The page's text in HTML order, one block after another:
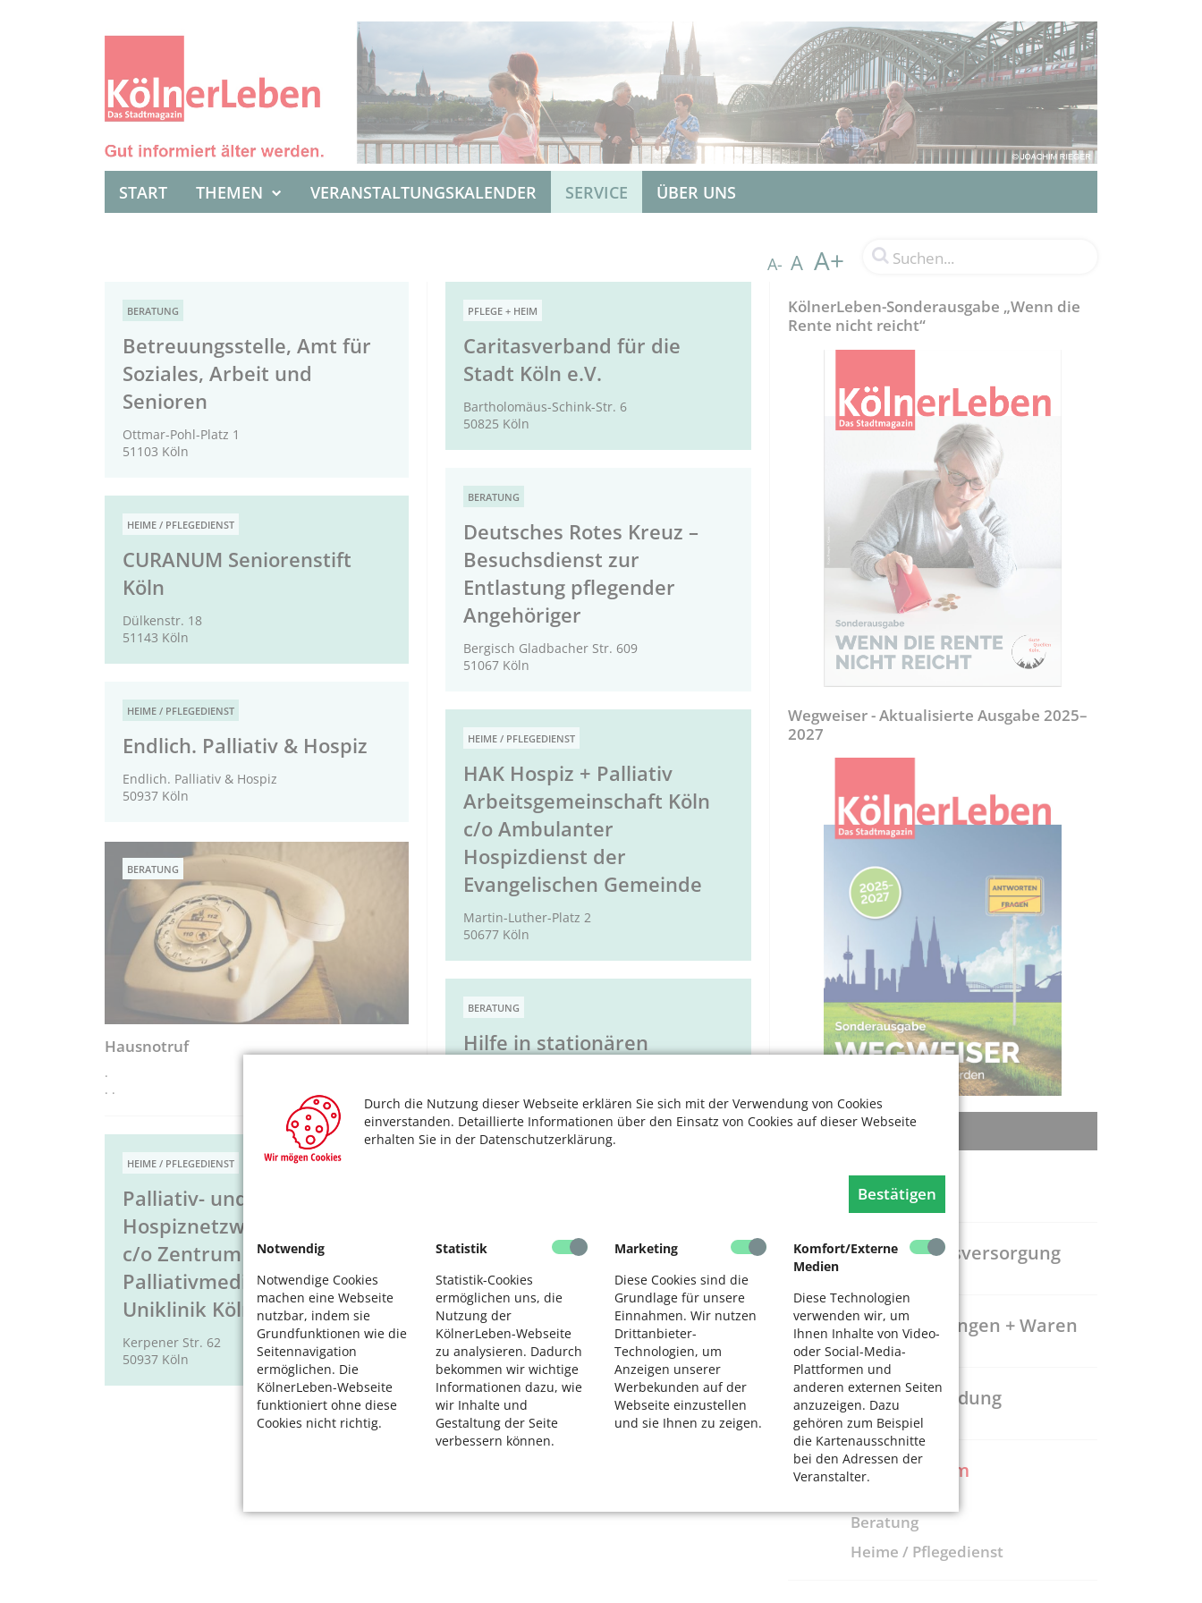
Durch die Nutzung dieser Webseite erklären Sie sich mit der Verwendung von Cookies
einverstanden. Detaillierte Informationen über den Einsatz von Cookies auf dieser Webseite
erhalten Sie in der Datenschutzerklärung.
Bestätigen
Notwendig
Notwendige Cookies
machen eine Webseite
nutzbar, indem sie
Grundfunktionen wie die
Seitennavigation
ermöglichen. Die
KölnerLeben-Webseite
funktioniert ohne diese
Cookies nicht richtig.
Statistik
Statistik-Cookies
ermöglichen uns, die
Nutzung der
KölnerLeben-Webseite
zu analysieren. Dadurch
bekommen wir wichtige
Informationen dazu, wie
wir Inhalte und
Gestaltung der Seite
verbessern können.
Marketing
Diese Cookies sind die
Grundlage für unsere
Einnahmen. Wir nutzen
Drittanbieter-
Technologien, um
Anzeigen unserer
Werbekunden auf der
Webseite einzustellen
und sie Ihnen zu zeigen.
Komfort/Externe
Medien
Diese Technologien
verwenden wir, um
Ihnen Inhalte von Video-
oder Social-Media-
Plattformen und
anderen externen Seiten
anzuzeigen. Dazu
gehören zum Beispiel
die Kartenausschnitte
bei den Adressen der
Veranstalter.
START THEMEN VERANSTALTUNGSKALENDER SERVICE ÜBER UNS
A- A A+
BERATUNG
Betreuungsstelle, Amt für
Soziales, Arbeit und
Senioren
Ottmar-Pohl-Platz 1
51103 Köln
HEIME / PFLEGEDIENST
CURANUM Seniorenstift
Köln
Dülkenstr. 18
51143 Köln
HEIME / PFLEGEDIENST
Endlich. Palliativ & Hospiz
Endlich. Palliativ & Hospiz
50937 Köln
BERATUNG
Hausnotruf
.
. .
HEIME / PFLEGEDIENST
Palliativ- und
Hospiznetzwerk Köln e. V.
c/o Zentrum für
Palliativmedizin der
Uniklinik Köln
Kerpener Str. 62
50937 Köln
PFLEGE + HEIM
Caritasverband für die
Stadt Köln e.V.
Bartholomäus-Schink-Str. 6
50825 Köln
BERATUNG
Deutsches Rotes Kreuz –
Besuchsdienst zur
Entlastung pflegender
Angehöriger
Bergisch Gladbacher Str. 609
51067 Köln
HEIME / PFLEGEDIENST
HAK Hospiz + Palliativ
Arbeitsgemeinschaft Köln
c/o Ambulanter
Hospizdienst der
Evangelischen Gemeinde
Martin-Luther-Platz 2
50677 Köln
BERATUNG
Hilfe in stationären
Kalker Hauptstr. 247–273
51103 Köln
Gesellschaft für
paritätische Sozialdienste
mbH in Köln
Marsilstein 4-6
50676 Köln
KölnerLeben-Sonderausgabe „Wenn die
Rente nicht reicht“
Wegweiser - Aktualisierte Ausgabe 2025–
2027
Rat + Tat
Gesundheitsversorgung
Dienstleistungen + Waren
Freizeit + Bildung
Pflege + Heim
Beratung
Heime / Pflegedienst